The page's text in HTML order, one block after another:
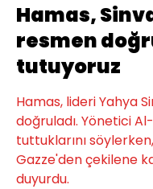
Hamas,
resmen
tutuyoruz
Hamas, lideri Yahya
doğruladı. Yönetici
tuttuklarını
Gazze'den çekilene
duyurdu.